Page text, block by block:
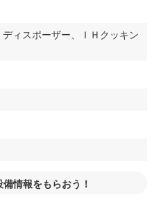
ィスポーザー、ＩＨクッキン
情報をもらおう！